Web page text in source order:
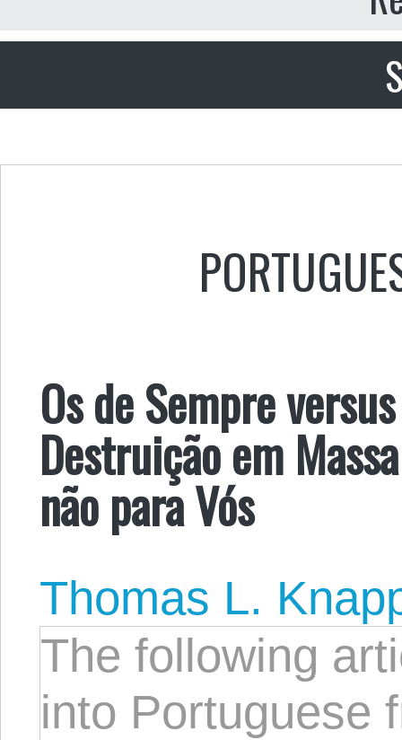
Os de Sempre
Destruição em
não para Vós
Thomas L.
The following
into Portuguese